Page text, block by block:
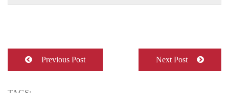
Previous Post Next Post